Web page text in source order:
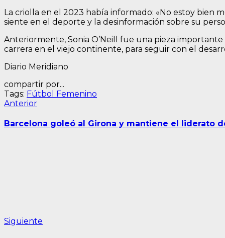
La criolla en el 2023 había informado: «No estoy bien
siente en el deporte y la desinformación sobre su
Anteriormente, Sonia O’Neill fue una pieza
carrera en el viejo continente, para seguir con el
Diario Meridiano
compartir por...
Tags: Fútbol Femenino
Navegación
de
AnteriorEntrada
Barcelona goleó al Girona y mantiene el liderato
Siguiente